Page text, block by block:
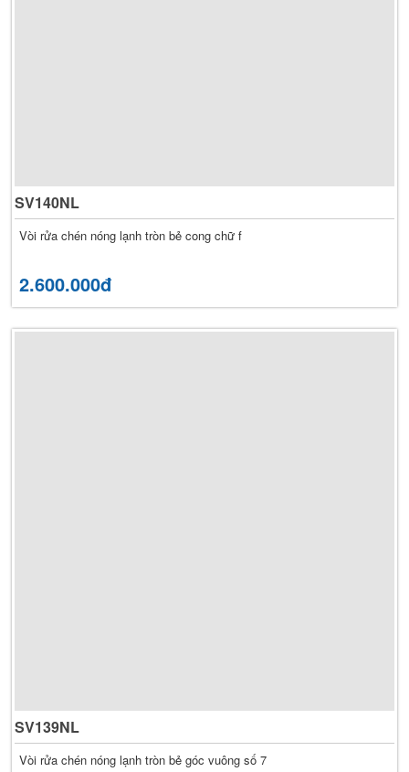
SV140NL
Vòi rửa chén nóng lạnh tròn bẻ cong chữ f
2.600.000đ
SV139NL
Vòi rửa chén nóng lạnh tròn bẻ góc vuông số 7